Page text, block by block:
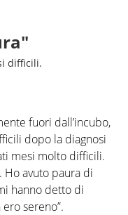
difficili.
fuori dall’incubo,
dopo la diagnosi
mesi molto difficili.
avuto paura di
hanno detto di
sereno”.